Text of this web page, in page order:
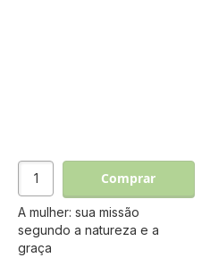
Comprar
A mulher: sua missão
segundo a natureza e a
graça